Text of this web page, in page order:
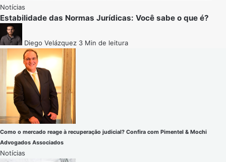
Notícias
Estabilidade das Normas Jurídicas: Você sabe o que é?
Diego Velázquez 3 Min de leitura
Como o mercado reage à recuperação judicial? Confira com Pimentel & Mochi
Advogados Associados
Notícias